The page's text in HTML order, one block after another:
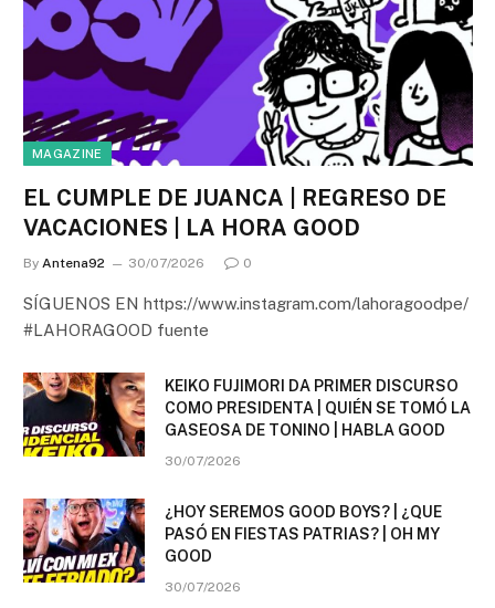
MAGAZINE
EL CUMPLE DE JUANCA | REGRESO DE
VACACIONES | LA HORA GOOD
By Antena92 30/07/2026 0
SÍGUENOS EN https://www.instagram.com/lahoragoodpe/
#LAHORAGOOD fuente
KEIKO FUJIMORI DA PRIMER DISCURSO
COMO PRESIDENTA | QUIÉN SE TOMÓ LA
GASEOSA DE TONINO | HABLA GOOD
30/07/2026
¿HOY SEREMOS GOOD BOYS? | ¿QUE
PASÓ EN FIESTAS PATRIAS? | OH MY
GOOD
30/07/2026